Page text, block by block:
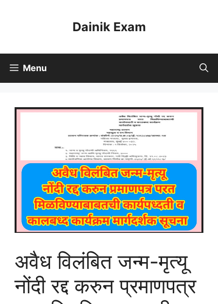
Dainik Exam
Menu
अवैध विलंबित जन्म-मृत्यू
नोंदी रद्द करुन प्रमाणपत्र